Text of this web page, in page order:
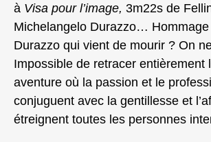
à Visa pour l’image, 3m22s de
Michelangelo Durazzo…
Durazzo qui vient de mourir ? On
Impossible de retracer entièrement
aventure où la passion et le
conjuguent avec la gentillesse et
étreignent toutes les personnes